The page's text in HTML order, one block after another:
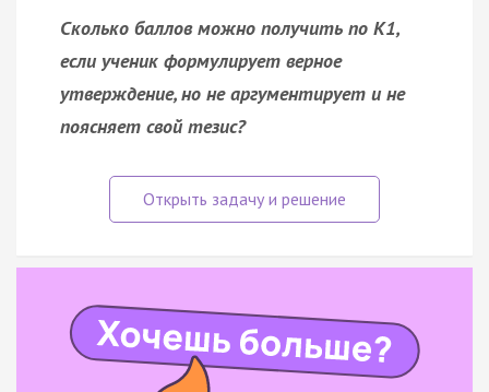
Сколько баллов можно получить по К1,
если ученик формулирует верное
утверждение, но не аргументирует и не
поясняет свой тезис?